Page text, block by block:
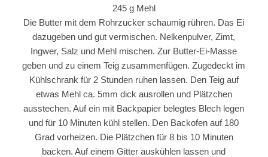
245 g Mehl
Die Butter mit dem Rohrzucker schaumig rühren. Das Ei
dazugeben und gut vermischen. Nelkenpulver, Zimt,
Ingwer, Salz und Mehl mischen. Zur Butter-Ei-Masse
geben und zu einem Teig zusammenfügen. Zugedeckt im
Kühlschrank für 2 Stunden ruhen lassen. Den Teig auf
etwas Mehl ca. 5mm dick ausrollen und Plätzchen
ausstechen. Auf ein mit Backpapier belegtes Blech legen
und für 10 Minuten kühl stellen. Den Backofen auf 180
Grad vorheizen. Die Plätzchen für 8 bis 10 Minuten
backen. Auf einem Gitter auskühlen lassen und